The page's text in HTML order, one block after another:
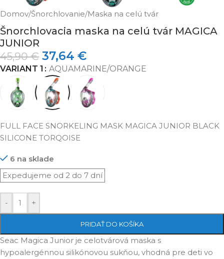
Domov/Šnorchlovanie/Maska na celú tvár
Šnorchlovacia maska na celú tvár MAGICA
JUNIOR
45,90€ 37,64 €
VARIANT 1 AQUAMARINE/ORANGE
FULL FACE SNORKELING MASK MAGICA JUNIOR BLACK
SILICONE TORQOISE
6 na sklade
- +
PRIDAŤ DO KOŠÍKA
Seac Magica Junior je celotvárová maska s
hypoalergénnou silikónovou sukňou, vhodná pre deti vo